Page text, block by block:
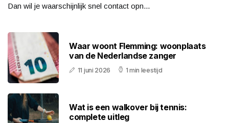
Dan wil je waarschijnlijk snel contact opn...
Waar woont Flemming: woonplaats
van de Nederlandse zanger
11 juni 2026 1 min leestijd
Wat is een walkover bij tennis:
complete uitleg